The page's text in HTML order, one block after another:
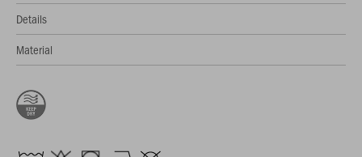
Details
Material